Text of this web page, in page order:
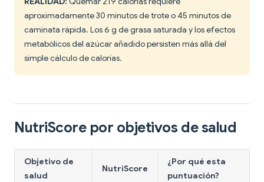
aproximadamente 30 minutos de trote o 45 minutos de
caminata rápida. Los 6 g de grasa saturada y los efectos
metabólicos del azúcar añadido persisten más allá del
simple cálculo de calorías.
NutriScore por objetivos de salud
Objetivo de
salud
NutriScore
¿Por qué esta
puntuación?